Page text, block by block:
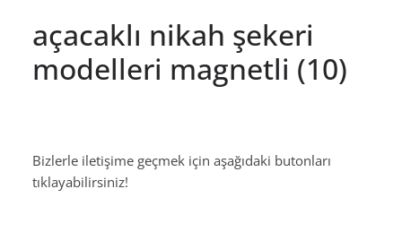
açacaklı nikah şekeri
modelleri magnetli (10)
Bizlerle iletişime geçmek için aşağıdaki butonları
tıklayabilirsiniz!